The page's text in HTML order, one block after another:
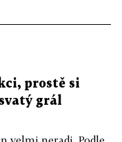
prostě si
grál